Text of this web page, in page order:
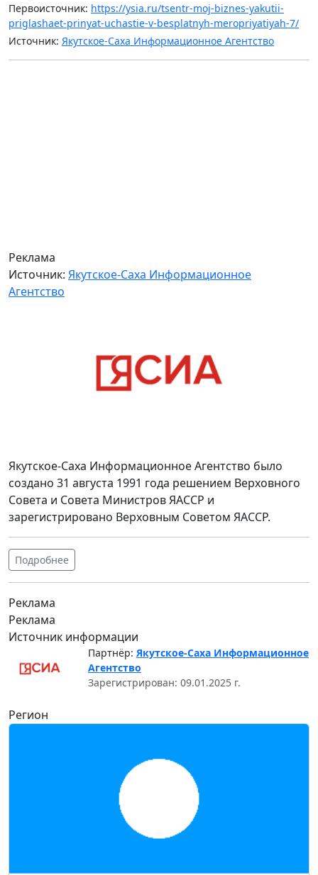
Первоисточник: https://ysia.ru/tsentr-moj-biznes-yakutii-
priglashaet-prinyat-uchastie-v-besplatnyh-meropriyatiyah-7/
Источник: Якутское-Саха Информационное Агентство
Реклама
Источник: Якутское-Саха Информационное
Агентство
Якутское-Саха Информационное Агентство было
создано 31 августа 1991 года решением Верховного
Совета и Совета Министров ЯАССР и
зарегистрировано Верховным Советом ЯАССР.
Подробнее
Реклама
Реклама
Источник информации
Партнёр: Якутское-Саха Информационное
Агентство
Зарегистрирован: 09.01.2025 г.
Регион